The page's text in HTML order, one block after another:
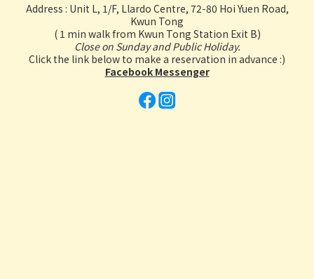
Address : Unit L, 1/F, Llardo Centre, 72-80 Hoi Yuen Road,
Kwun Tong
( 1 min walk from Kwun Tong Station Exit B)
Close on Sunday and Public Holiday.
Click the link below to make a reservation in advance :)
Facebook Messenger